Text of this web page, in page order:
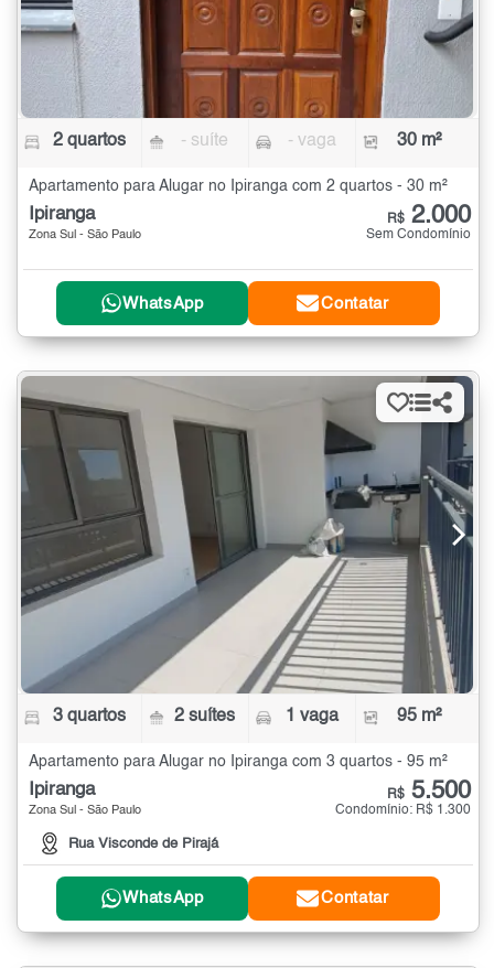
2 quartos - suíte - vaga 30 m²
Apartamento para Alugar no Ipiranga com 2 quartos - 30 m²
Ipiranga
Zona Sul - São Paulo
R$ 2.000
Sem Condomínio
WhatsApp Contatar
3 quartos 2 suítes 1 vaga 95 m²
Apartamento para Alugar no Ipiranga com 3 quartos - 95 m²
Ipiranga
Zona Sul - São Paulo
Rua Visconde de Pirajá
R$ 5.500
Condomínio: R$ 1.300
WhatsApp Contatar